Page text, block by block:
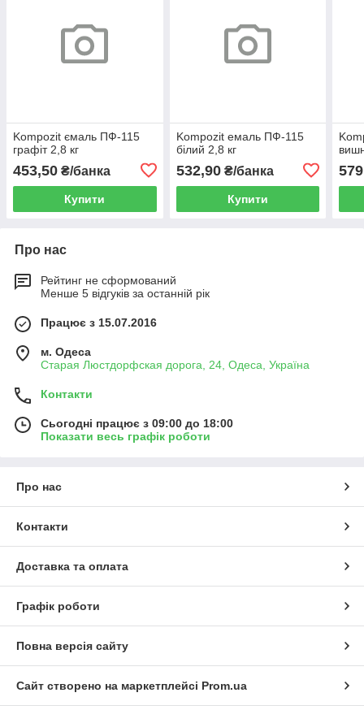
Kompozit ємаль ПФ-115
графіт 2,8 кг
453,50 ₴/банка
Купити
Kompozit емаль ПФ-115
білий 2,8 кг
532,90₴/банка
Купити
Про нас
Рейтинг не сформований
Менше 5 відгуків за останній рік
Працює з 15.07.2016
м. Одеса
Старая Люстдорфская дорога, 24, Одеса, Україна
Контакти
Сьогодні працює з 09:00 до 18:00
Показати весь графік роботи
Про нас
Контакти
Доставка та оплата
Графік роботи
Повна версія сайту
Сайт створено на маркетплейсі Prom.ua